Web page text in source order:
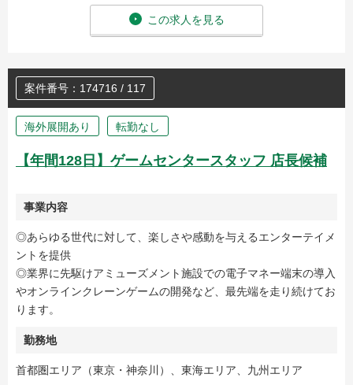
この求人を見る
案件番号：174716 / 117
海外展開あり 転勤なし
【年間128日】ゲームセンタースタッフ 店長候補
事業内容
◎あらゆる世代に対して、楽しさや感動を与えるエンターテイメ
ントを提供
◎業界に先駆けアミューズメント施設での電子マネー端末の導入
やオンラインクレーンゲームの開発など、最先端を走り続けてお
ります。
勤務地
首都圏エリア（東京・神奈川）、東海エリア、九州エリア